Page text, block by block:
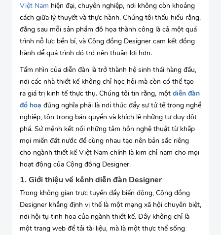
Việt Nam hiện đại, chuyên nghiệp, nơi không còn khoảng
cách giữa lý thuyết và thực hành. Chúng tôi thấu hiểu rằng,
đằng sau mỗi sản phẩm đồ họa thành công là cả một quá
trình nỗ lực bền bỉ, và Cộng đồng Designer cam kết đồng
hành để quá trình đó trở nên thuận lợi hơn.
Tầm nhìn của diễn đàn là trở thành hệ sinh thái hàng đầu,
nơi các nhà thiết kế không chỉ học hỏi mà còn có thể tạo
ra giá trị kinh tế thực thụ. Chúng tôi tin rằng, một diễn đàn
đồ hoạ đúng nghĩa phải là nơi thúc đẩy sự tử tế trong nghề
nghiệp, tôn trọng bản quyền và khích lệ những tư duy đột
phá. Sứ mệnh kết nối những tâm hồn nghệ thuật từ khắp
mọi miền đất nước để cùng nhau tạo nên bản sắc riêng
cho ngành thiết kế Việt Nam chính là kim chỉ nam cho mọi
hoạt động của Cộng đồng Designer.
1. Giới thiệu về kênh diễn đàn Designer
Trong không gian trực tuyến đầy biến động, Cộng đồng
Designer khẳng định vị thế là một mạng xã hội chuyên biệt,
nơi hội tụ tinh hoa của ngành thiết kế. Đây không chỉ là
một trang web để tải tài liệu, mà là một thực thể sống